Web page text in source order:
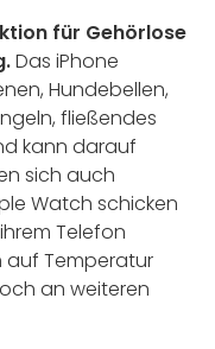
für Gehörlose
Das iPhone
Hundebellen,
fließendes
kann darauf
sich auch
Watch schicken
Telefon
auf Temperatur
an weiteren